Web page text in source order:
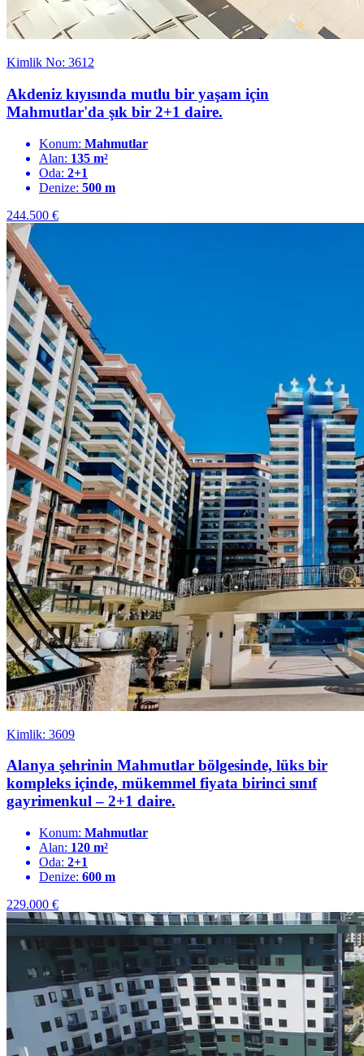
Kimlik No: 3612
Akdeniz kıyısında mutlu bir yaşam için
Mahmutlar'da şık bir 2+1 daire.
Konum: Mahmutlar
Alan: 135 m²
Oda: 2+1
Denize: 500 m
244.500 €
Kimlik: 3609
Alanya şehrinin Mahmutlar bölgesinde, lüks bir
kompleks içinde, mükemmel fiyata birinci sınıf
gayrimenkul – 2+1 daire.
Konum: Mahmutlar
Alan: 120 m²
Oda: 2+1
Denize: 600 m
229.000 €